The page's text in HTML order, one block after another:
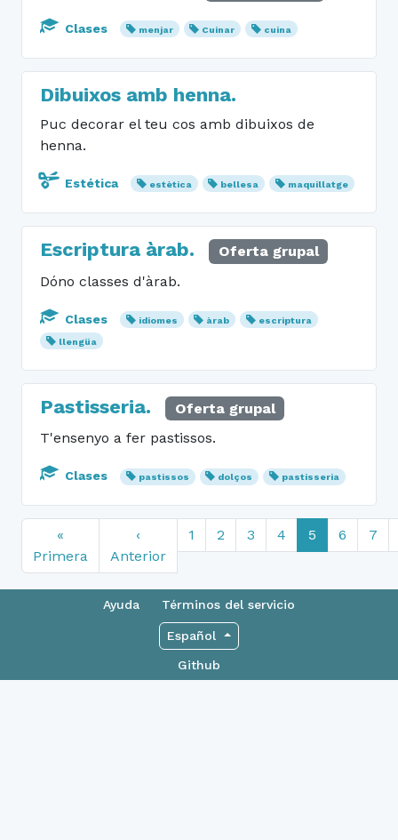
Clases menjar Cuinar cuina
Dibuixos amb henna.
Puc decorar el teu cos amb dibuixos de
henna.
Estética estètica bellesa maquillatge
Escriptura àrab.
Oferta grupal
Dóno classes d'àrab.
Clases idiomes àrab
escriptura
llengüa
Pastisseria.
Oferta grupal
T'ensenyo a fer pastissos.
Clases pastissos dolços pastisseria
«
Primera
‹
Anterior
1 2 3 4 5 6 7
Ayuda Términos del servicio
Español
Github